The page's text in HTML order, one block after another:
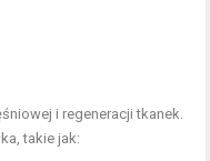
i regeneracji tkanek.
takie jak: